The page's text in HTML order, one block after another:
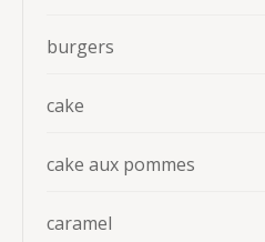
burgers
cake
cake aux pommes
caramel